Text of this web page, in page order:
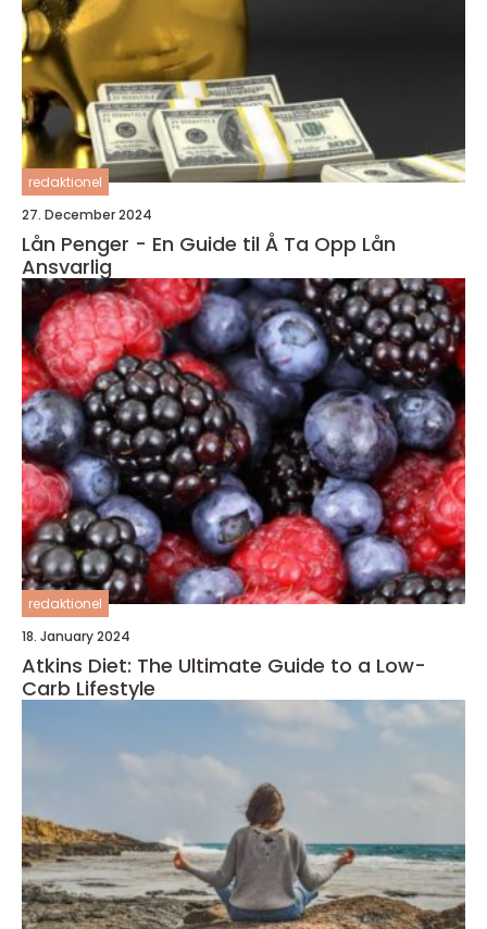
redaktionel
27. December 2024
Lån Penger - En Guide til Å Ta Opp Lån
Ansvarlig
redaktionel
18. January 2024
Atkins Diet: The Ultimate Guide to a Low-
Carb Lifestyle